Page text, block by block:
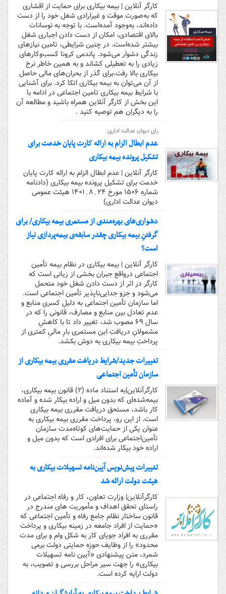
کارگر آنلاین | بیمه بیکاری برای حمایت از اقشاری
که به‌صورت موقت و غیرارادی شغل خود را از دست
داده‌اند، به‌وجود آمده‌است. با توجه به نوسانات
بالای اقتصادی، امکان از دست دادن اجباری شغل
بیشتر شده‌است. در چنین شرایطی، تامین نیازهای
زندگی دشوار می‌شود. پاندمی کرونا کسب‌وکارهای
زیادی را به تعطیلی کشاند و به همین خاطر نرخ
بیکاری بالا رفت.برای گذر از بحران‌های مالی حاصل
از آن می‌توان به بیمه بیکاری اتکا کرد. برای آشنایی
با شرایط بیمه بیکاری تامین اجتماعی در ادامه با
این بخش از کارگر آنلاین همراه باشید و مطالعه آن
را به دیگران هم توصیه کنید .
رای دیوان عدالت اداری:
عدم ابطال الزام به ارائه کارت پایان خدمت برای
تشکیل پرونده بیمه بیکاری
کارگر آنلاین | عدم ابطال الزام به ارائه کارت پایان
خدمت برای تشکیل پرونده بیمه بیکاری (دادنامه
شماره ۱۵۰۶ مورخ ۲۴؍۸؍۱۴۰۱ هیئت عمومی
دیوان عدالت اداری)
دشواری‌های بهره‌مندی از مستمری بیمه بیکاری/ برای
گرفتنِ بیمه بیکاری چقدر سابقه‌ی بیمه‌پردازی نیاز
است؟
کارگر آنلاین | بیمه بیکاری در نظام بیمه تأمین
اجتماعی درواقع جبران بخشی از زیانی است که
کارگر در اثر از دست دادن شغل خود متحمل
می‌شود و جزو جدایی‌ناپذیر تأمین اجتماعی است.
اما سازمان تأمین اجتماعی به دلیلِ کسریِ منابع و
عدم تعادل بین منابع و مصارف، قانونی را که در
سال ۶۹ مصوب شد، تغییر داد تا با کاهشِ
مشمولانِ دریافتِ این مستمری بارِ مالیِ کمتری از
پرداختِ بیمه بیکاری به دوش بکشد.
تغییرات جدید/شرایط دریافت مقرری بیمه بیکاری از
سازمان تأمین اجتماعی
کارگرآنلاین|به استناد ماده (۲) قانون بیمه بیکاری،
بیمه‌شده‌ای که بدون میل و اراده بیکار شده و آماده
کار باشد، مستحق دریافت مقرری بیمه بیکاری
است. از این رو، پرداخت مقرری بیمه بیکاری به
عنوان یکی از حمایت‌های کوتاه‌مدت سازمان
تأمین‌اجتماعی برای افرادی است که بدون میل و
اراده خود بیکار شده‌اند.
تغییرات پیش‌نویس آیین‌نامه تسهیلات بیکاری به
هیئت دولت ارائه شد
کارگرآنلاین| وزارت تعاون، کار و رفاه اجتماعی در
راستای تحقق اهداف و مأموریت های مندرج در
قانون ساختار نظام جامع رفاه و تأمین اجتماعی که
«حمایت از افراد جامعه در زمینه بیکاری و پرداخت
مقرری به افراد جویای کار به شکل وام و برای مدت
محدود» را از وظایف حوزه حمایتی دولت برمی
شمرد، متن پیشنهادی «آیین نامه تسهیلات
بیکاری» را جهت سیر مراحل بررسی و تصویب، به
دولت ارایه کرده است.